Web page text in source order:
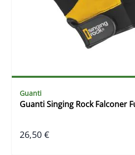
Guanti
Guanti Singing Rock Falconer
26,50 €